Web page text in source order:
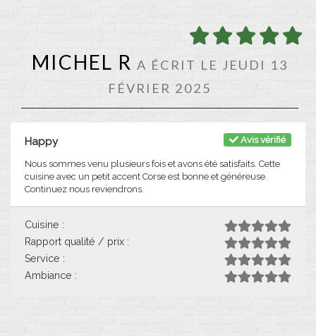
MICHEL R A ÉCRIT LE JEUDI 13
FÉVRIER 2025
Avis vérifié
Happy
Nous sommes venu plusieurs fois et avons été satisfaits. Cette
cuisine avec un petit accent Corse est bonne et généreuse.
Continuez nous reviendrons.
Cuisine :
Rapport qualité / prix :
Service :
Ambiance :